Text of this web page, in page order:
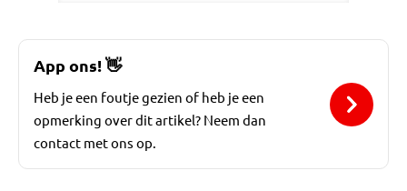
App ons!👋
Heb je een foutje gezien of heb je een
opmerking over dit artikel? Neem dan
contact met ons op.